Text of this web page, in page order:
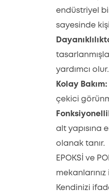
endüstriyel
sayesinde
yardımcı olur.
Kolay Bakım:
çekici
alt yapısına
olanak tanır.
EPOKSİ ve
Kendinizi